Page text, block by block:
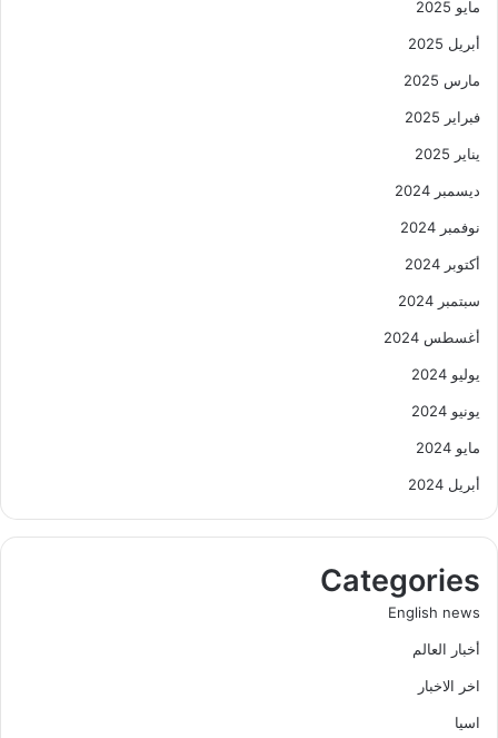
مايو 2025
أبريل 2025
مارس 2025
فبراير 2025
يناير 2025
ديسمبر 2024
نوفمبر 2024
أكتوبر 2024
سبتمبر 2024
أغسطس 2024
يوليو 2024
يونيو 2024
مايو 2024
أبريل 2024
Categories
English news
أخبار العالم
اخر الاخبار
اسيا